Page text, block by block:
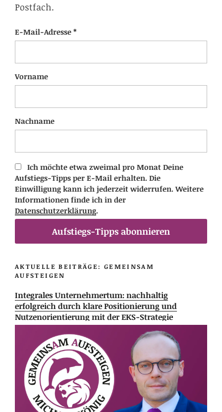
Postfach.
E-Mail-Adresse *
Vorname
Nachname
Ich möchte etwa zweimal pro Monat Deine
Aufstiegs-Tipps per E-Mail erhalten. Die
Einwilligung kann ich jederzeit widerrufen. Weitere
Informationen finde ich in der
Datenschutzerklärung.
Aufstiegs-Tipps abonnieren
AKTUELLE BEITRÄGE: GEMEINSAM
AUFSTEIGEN
Integrales Unternehmertum: nachhaltig
erfolgreich durch klare Positionierung und
Nutzenorientierung mit der EKS-Strategie